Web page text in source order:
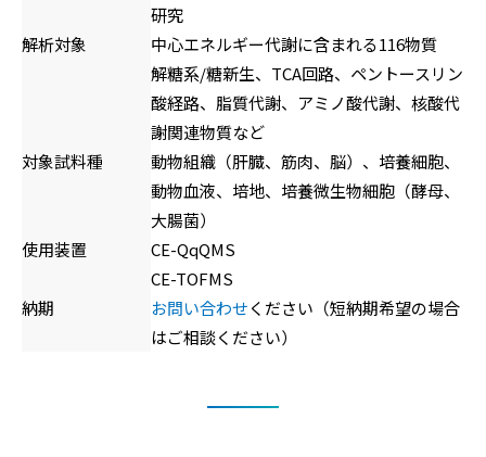
研究
解析対象
中心エネルギー代謝に含まれる116物質
解糖系/糖新生、TCA回路、ペントースリン
酸経路、脂質代謝、アミノ酸代謝、核酸代
謝関連物質など
対象試料種
動物組織（肝臓、筋肉、脳）、培養細胞、
動物血液、培地、培養微生物細胞（酵母、
大腸菌）
使用装置
CE-QqQMS
CE-TOFMS
納期
お問い合わせください（短納期希望の場合
はご相談ください）